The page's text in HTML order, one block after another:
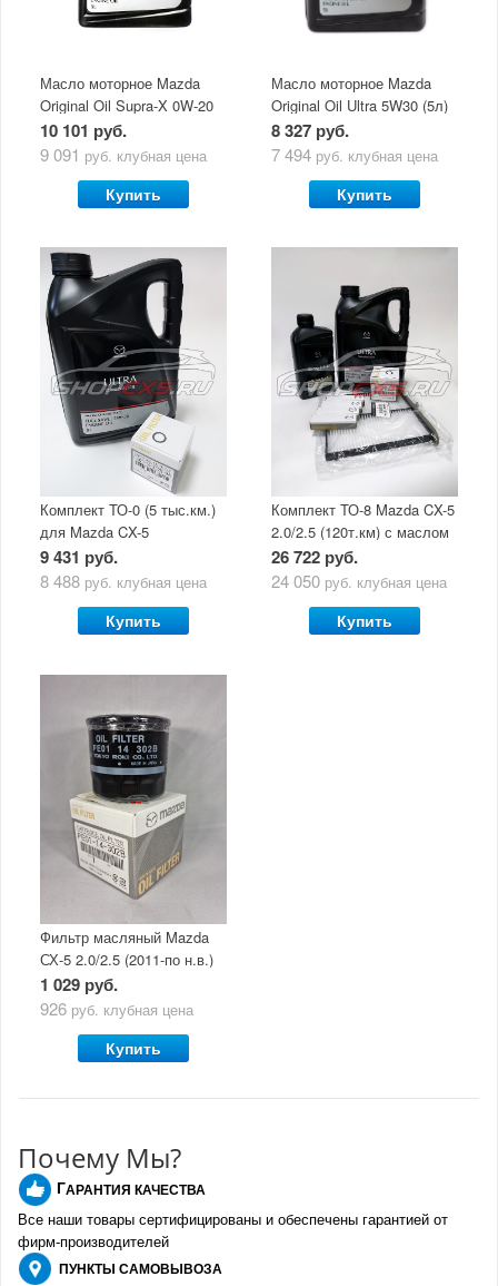
Масло моторное Mazda
Original Oil Supra-X 0W-20
(5 л)
10 101 руб.
9 091 руб. клубная цена
Купить
Масло моторное Mazda
Original Oil Ultra 5W30 (5л)
8 327 руб.
7 494 руб. клубная цена
Купить
Комплект ТО-0 (5 тыс.км.)
для Mazda CX-5
(двигатель 2.0/2.5) с
маслом Mazda Original Oil
9 431 руб.
8 488 руб. клубная цена
Купить
Комплект ТО-8 Mazda CX-5
2.0/2.5 (120т.км) с маслом
Mazda Original Oil Ultra
5W30
26 722 руб.
24 050 руб. клубная цена
Купить
Фильтр масляный Mazda
СХ-5 2.0/2.5 (2011-по н.в.)
1 029 руб.
926 руб. клубная цена
Купить
Почему Мы?
ГАРАНТИЯ КАЧЕСТВА
Все наши товары сертифицированы и обеспечены гарантией от
фирм-производителей
ПУНКТЫ САМОВЫВОЗА